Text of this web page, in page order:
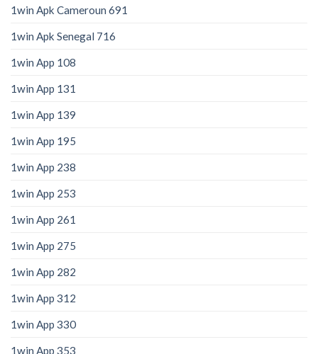
1win Apk Cameroun 691
1win Apk Senegal 716
1win App 108
1win App 131
1win App 139
1win App 195
1win App 238
1win App 253
1win App 261
1win App 275
1win App 282
1win App 312
1win App 330
1win App 353